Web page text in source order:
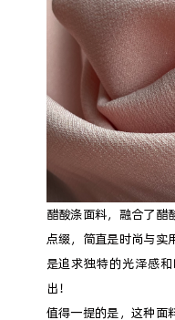
醋酸涤面料，融合了醋
点缀，简直是时尚与实
是追求独特的光泽感
出！
值得一提的是，这种面